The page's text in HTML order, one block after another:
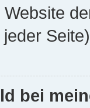
bei